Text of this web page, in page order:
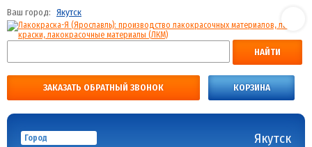
Ваш город: Якутск
НАЙТИ
ЗАКАЗАТЬ ОБРАТНЫЙ ЗВОНОК КОРЗИНА
Город Якутск